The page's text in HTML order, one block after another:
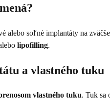
alebo soľné implantáty na
lipofilling.
a vlastného tuku
vlastného tuku. Tuk sa